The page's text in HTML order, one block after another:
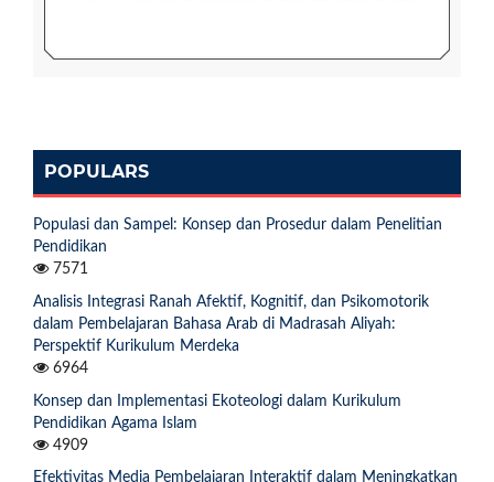
POPULARS
Populasi dan Sampel: Konsep dan Prosedur dalam Penelitian
Pendidikan
7571
Analisis Integrasi Ranah Afektif, Kognitif, dan Psikomotorik
dalam Pembelajaran Bahasa Arab di Madrasah Aliyah:
Perspektif Kurikulum Merdeka
6964
Konsep dan Implementasi Ekoteologi dalam Kurikulum
Pendidikan Agama Islam
4909
Efektivitas Media Pembelajaran Interaktif dalam Meningkatkan